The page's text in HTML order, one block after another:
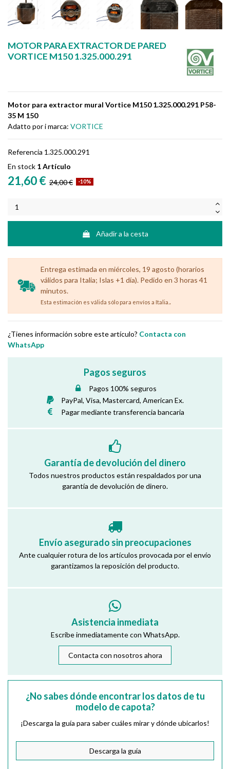
MOTOR PARA EXTRACTOR DE PARED
VORTICE M150 1.325.000.291
Motor para extractor mural Vortice M150 1.325.000.291 P58-
35 M 150
Adatto por i marca: VORTICE
Referencia 1.325.000.291
En stock 1 Artículo
21,60 € 24,00 € -10%
Añadir a la cesta
Entrega estimada en miércoles, 19 agosto (horarios
válidos para Italia; Islas +1 día). Pedido en 3 horas 41
minutos.
Esta estimación es válida sólo para envíos a Italia. .
¿Tienes información sobre este artículo? Contacta con
WhatsApp
Pagos seguros
Pagos 100% seguros
PayPal, Visa, Mastercard, American Ex.
Pagar mediante transferencia bancaria
Garantía de devolución del dinero
Todos nuestros productos están respaldados por una
garantía de devolución de dinero.
Envío asegurado sin preocupaciones
Ante cualquier rotura de los artículos provocada por el envío
garantizamos la reposición del producto.
Asistencia inmediata
Escribe inmediatamente con WhatsApp.
Contacta con nosotros ahora
¿No sabes dónde encontrar los datos de tu
modelo de capota?
¡Descarga la guía para saber cuáles mirar y dónde ubicarlos!
Descarga la guía